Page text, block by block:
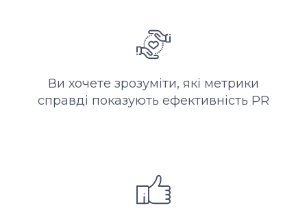
Ви хочете зрозуміти, які метрики
справді показують ефективність PR